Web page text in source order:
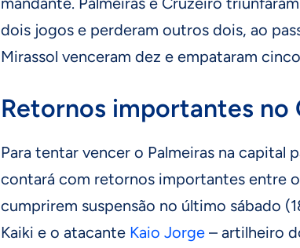
dois jogos e perderam outros dois, ao
Mirassol venceram dez e empataram
Retornos importantes no
Para tentar vencer o Palmeiras na capital
contará com retornos importantes entre
cumprirem suspensão no último sábado
Kaiki e o atacante Kaio Jorge – artilheiro